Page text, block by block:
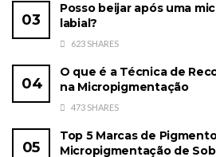
Posso beijar após uma
labial?
623 SHARES
O que é a Técnica de
na Micropigmentação
473 SHARES
Top 5 Marcas de
Micropigmentação de